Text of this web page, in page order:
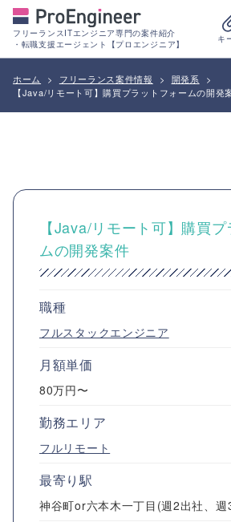
フリーランスITエンジニア専門の案件紹介
・転職支援エージェント【プロエンジニア】
キ
ホーム > フリーランス案件情報 > 開発系
>
【Java/リモート可】購買プラットフォームの開発
【Java/リモート可】購買
ムの開発案件
職種
フルスタックエンジニア
月額単価
80万円〜
勤務エリア
フルリモート
最寄り駅
神谷町or六本木一丁目(週2出社、週